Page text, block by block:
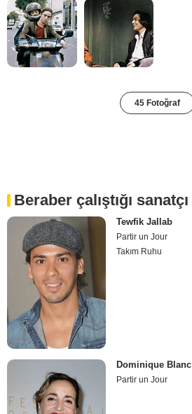
45 Fotoğraf
Beraber çalıştığı sanatçı
Tewfik Jallab
Partir un Jour
Takım Ruhu
Dominique Blanc
Partir un Jour